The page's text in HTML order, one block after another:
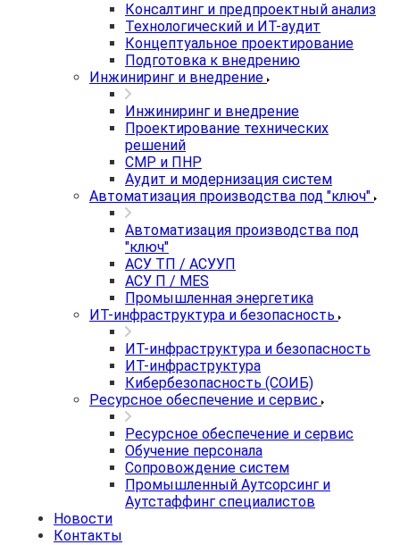
Консалтинг и предпроектный анализ
Технологический и ИТ-аудит
Концептуальное проектирование
Подготовка к внедрению
Инжиниринг и внедрение
Инжиниринг и внедрение
Проектирование технических
решений
СМР и ПНР
Аудит и модернизация систем
Автоматизация производства под "ключ"
Автоматизация производства под
"ключ"
АСУ ТП / АСУУП
АСУ П / MES
Промышленная энергетика
ИТ-инфраструктура и безопасность
ИТ-инфраструктура и безопасность
ИТ-инфраструктура
Кибербезопасность (СОИБ)
Ресурсное обеспечение и сервис
Ресурсное обеспечение и сервис
Обучение персонала
Сопровождение систем
Промышленный Аутсорсинг и
Аутстаффинг специалистов
Новости
Контакты